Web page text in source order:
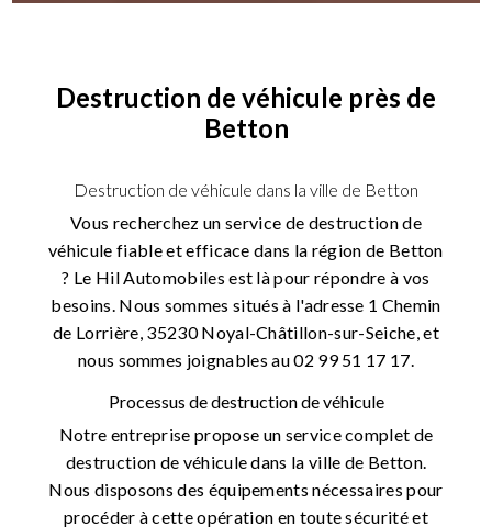
Destruction de véhicule près de
Betton
Destruction de véhicule dans la ville de Betton
Vous recherchez un service de destruction de
véhicule fiable et efficace dans la région de Betton
? Le Hil Automobiles est là pour répondre à vos
besoins. Nous sommes situés à l'adresse 1 Chemin
de Lorrière, 35230 Noyal-Châtillon-sur-Seiche, et
nous sommes joignables au 02 99 51 17 17.
Processus de destruction de véhicule
Notre entreprise propose un service complet de
destruction de véhicule dans la ville de Betton.
Nous disposons des équipements nécessaires pour
procéder à cette opération en toute sécurité et